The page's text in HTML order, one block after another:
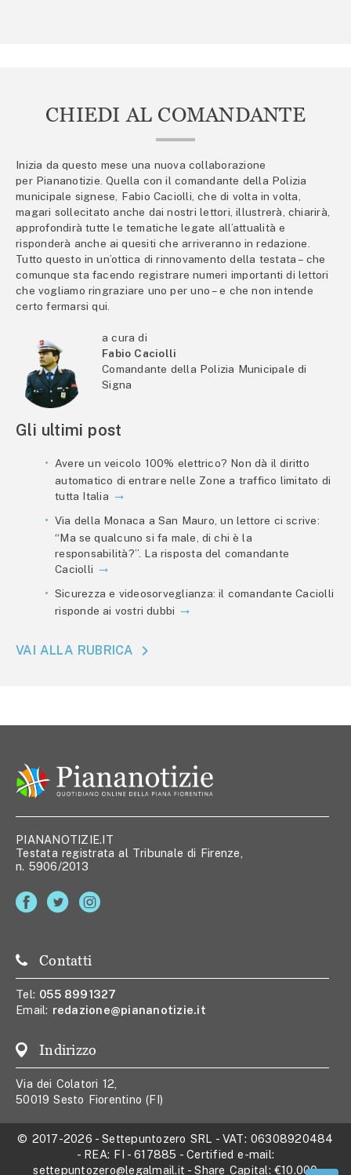
CHIEDI AL COMANDANTE
Inizia da questo mese una nuova collaborazione
per Piananotizie. Quella con il comandante della Polizia
municipale signese, Fabio Caciolli, che di volta in volta,
magari sollecitato anche dai nostri lettori, illustrerà, chiarirà,
approfondirà tutte le tematiche legate all’attualità e
risponderà anche ai quesiti che arriveranno in redazione.
Tutto questo in un’ottica di rinnovamento della testata – che
comunque sta facendo registrare numeri importanti di lettori
che vogliamo ringraziare uno per uno – e che non intende
certo fermarsi qui.
a cura di
Fabio Caciolli
Comandante della Polizia Municipale di
Signa
Gli ultimi post
Avere un veicolo 100% elettrico? Non dà il diritto
automatico di entrare nelle Zone a traffico limitato di
tutta Italia
Via della Monaca a San Mauro, un lettore ci scrive:
“Ma se qualcuno si fa male, di chi è la
responsabilità?”. La risposta del comandante
Caciolli
Sicurezza e videosorveglianza: il comandante Caciolli
risponde ai vostri dubbi
VAI ALLA RUBRICA
PIANANOTIZIE.IT
Testata registrata al Tribunale di Firenze,
n. 5906/2013
Contatti
Tel: 055 8991327
Email: redazione@piananotizie.it
Indirizzo
Via dei Colatori 12,
50019 Sesto Fiorentino (FI)
© 2017-2026 -Settepuntozero SRL - VAT: 06308920484
- REA: FI - 617885 - Certified e-mail:
settepuntozero@legalmail.it - Share Capital:€10.000